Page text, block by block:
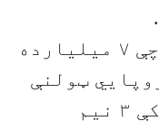
بل هېواد افغانستان دی چې ۷ ميليارده
ټولنې
لخوا کنګل شوې ده په دې کې ۳ نيم